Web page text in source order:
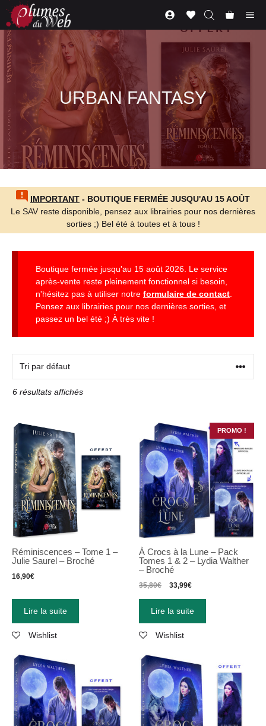
Aller
contenu
URBAN FANTASY
IMPORTANT - BOUTIQUE FERMÉE JUSQU'AU 15 AOÛT
Le SAV reste disponible, pensez aux librairies pour nos dernières
sorties ;) Bel été à toutes et à tous !
Boutique fermée jusqu'au 15 août 2026. Le service
après-vente reste pleinement fonctionnel si besoin,
n'hésitez pas à utiliser notre formulaire de contact
Pensez aux librairies pour nos dernières sorties, et
passez un bel été ;) À très vite !
6 résultats affichés
Réminiscences – Tome 1 –
Julie Saurel – Broché
16,90€
Lire la suite
Wishlist
PROMO !
À Crocs à la Lune – Pack
Tomes 1 & 2 – Lydia Walther
– Broché
35,80€ 33,99€
Lire la suite
Wishlist